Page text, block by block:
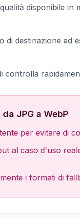
disponibile
di destinazione ed
controlla
JPG a WebP
per evitare di
al caso d'uso
i formati di